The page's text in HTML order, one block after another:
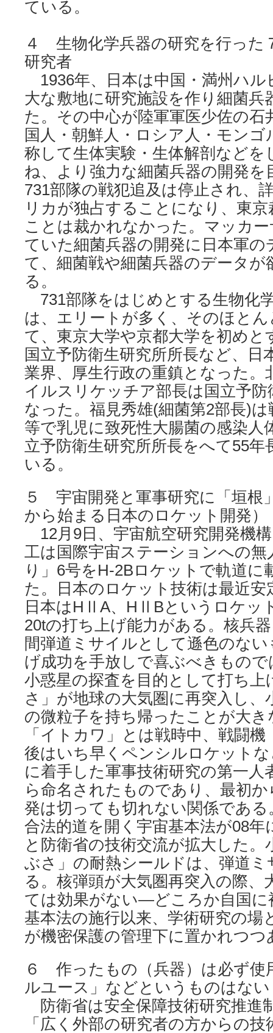
ている。
４ 生物化学兵器の研究を行った
研究者
1936年、日本は中国・満州ハル
大な敷地に研究施設を作り細菌兵
た。その中心が陸軍軍医少佐の石
国人・朝鮮人・ロシア人・モン
称して生体実験・生体解剖などを
ね、より強力な細菌兵器の開発を
731部隊の戦犯追及は停止され、
リカが独占することになり、東
ことは裁かれなかった。マッカ
ていた細菌兵器の開発に日本軍
て、細菌戦や細菌兵器のデータ
る。
731部隊をはじめとする生物化
は、エリートが多く、そのほと
て、東京大学や京都大学を初めと
国立予防衛生研究所所長など、日
業界、厚生行政の重鎮となった。
イルスリケッチア部長は国立予
なった。福見秀雄(細菌第2部長)
等で乳児に致死性大腸菌の感染人
立予防衛生研究所所長をへて55年
いる。
５ 宇宙開発と軍事研究に「垣根
から始まる日本のロケット開発）
12月9日、宇宙航空研究開発機
工は国際宇宙ステーションへの
り」6号をH-2Bロケットで軌道に
た。日本のロケット技術は最近
日本はHⅡA、HⅡBというロケッ
20tの打ち上げ能力がある。核兵
間弾道ミサイルとして遜色のな
げ成功を手放しで喜ぶべきもので
小惑星の探査を目的として打ち
さ」が地球の大気圏に再突入し、
の微粒子を持ち帰ったことが大
「イトカワ」とは戦時中、戦闘
後はいち早くペンシルロケット
に着手した軍事技術研究の第一人
ら命名されたものであり、最初
発は切っても切れない関係であ
合法的道を開く宇宙基本法が08年
と防衛省の技術交流が拡大した。
ぶさ」の耐熱シールドは、弾道
る。核弾頭が大気圏再突入の際、
ては効果がない―どころか自国に
基本法の施行以来、学術研究の場
が機密保護の管理下に置かれつつ
６ 作ったもの（兵器）は必ず
ルユース」などというものはない
防衛省は安全保障技術研究推進
「広く外部の研究者の方からの